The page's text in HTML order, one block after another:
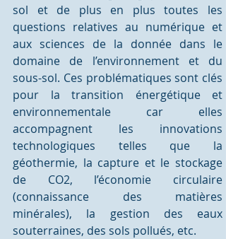
sol et de plus en plus toutes les
questions relatives au numérique et
aux sciences de la donnée dans le
domaine de l’environnement et du
sous-sol. Ces problématiques sont clés
pour la transition énergétique et
environnementale car elles
accompagnent les innovations
technologiques telles que la
géothermie, la capture et le stockage
de CO2, l’économie circulaire
(connaissance des matières
minérales), la gestion des eaux
souterraines, des sols pollués, etc.